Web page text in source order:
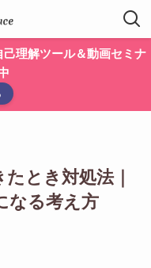
理解ツール＆動画セミナ
とき対処法｜
なる考え方